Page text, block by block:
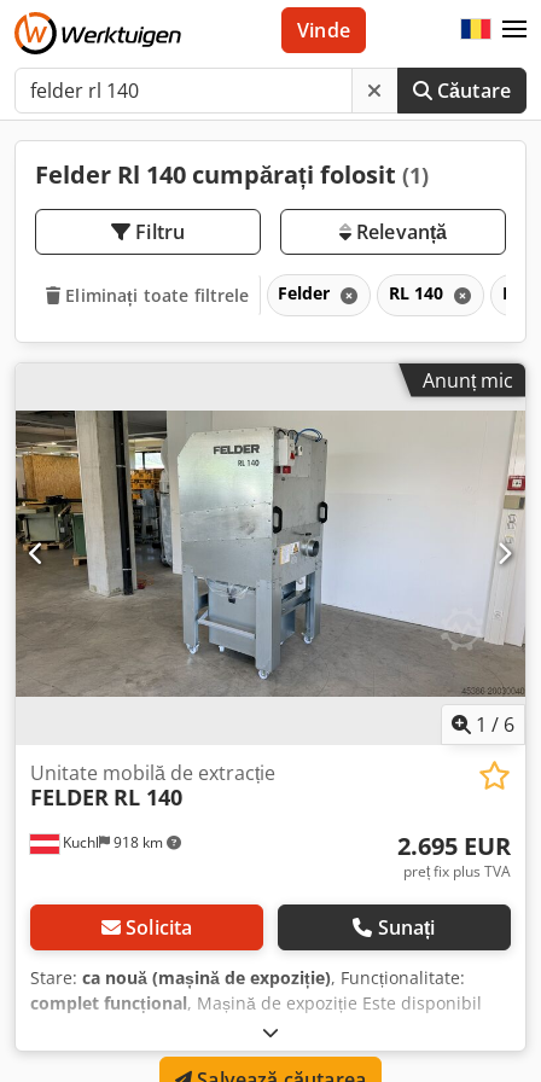
Căutare
Vinde
Felder Rl 140 cumpărați folosit (1)
Filtru Relevanță
Eliminați toate filtrele Felder RL 140 RL
Anunț mic
1 / 6
Kuchl 918 km
Unitate mobilă de extracție
FELDER RL 140
2.695 EUR
preț fix plus TVA
Solicita Sunați
Stare: ca nouă (mașină de expoziție), Funcționalitate:
complet funcțional, Mașină de expoziție Este disponibil
pentru vânzare aparatul nostru de extracție cu aer curat
Felder RL-140 din showroom, cu un debit maxim de volum